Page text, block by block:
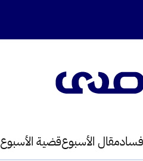
مقال الأسبوعقضية الأسبوع